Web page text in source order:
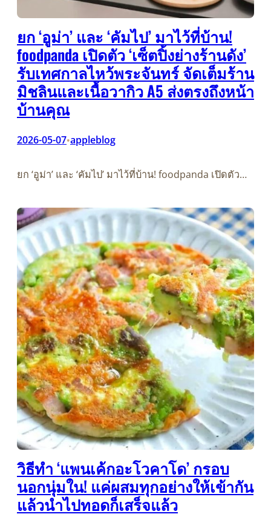
ยก ‘อูม่า’ และ ‘คัมไป’ มาไว้ที่บ้าน!
foodpanda เปิดตัว ‘เซ็ตปิ้งย่างร้านดัง’
รับเทศกาลไหว้พระจันทร์ จัดเต็มร้าน
มิชลินและเนื้อวากิว A5 ส่งตรงถึงหน้า
บ้านคุณ
2026-05-07•appleblog
ยก ‘อูม่า’ และ ‘คัมไป’ มาไว้ที่บ้าน! foodpanda เปิดตัว…
วิธีทำ ‘แพนเค้กอะโวคาโด’ กรอบ
นอกนุ่มใน! แค่ผสมทุกอย่างให้เข้ากัน
แล้วนำไปทอดก็เสร็จแล้ว